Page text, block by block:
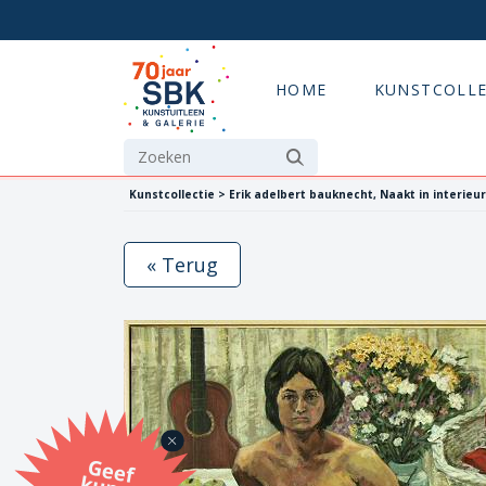
HOME
Kunstcollectie > Erik adelbert bauknecht, Naakt in interieur
G
eef
u
n
st
a
d
o
m
et
e SB
K
u
n
stb
o
n
« Terug